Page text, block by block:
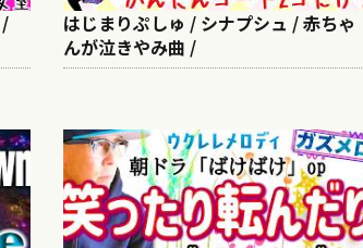
/
はじまりぷしゅ / シナプシュ / 赤ちゃ
んが泣きやみ曲 /